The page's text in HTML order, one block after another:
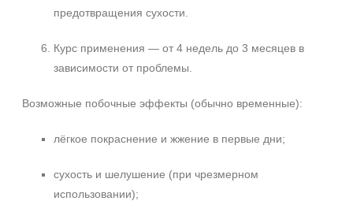
предотвращения сухости.
Курс применения — от 4 недель до 3 месяцев в
зависимости от проблемы.
Возможные побочные эффекты (обычно временные):
лёгкое покраснение и жжение в первые дни;
сухость и шелушение (при чрезмерном
использовании);